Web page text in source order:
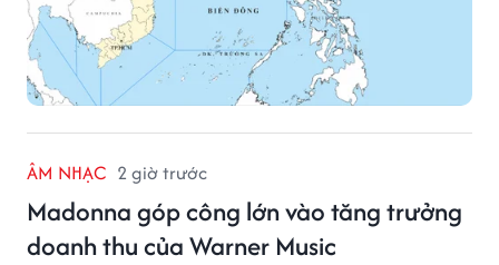
ÂM NHẠC 2 giờ trước
Madonna góp công lớn vào tăng trưởng
doanh thu của Warner Music